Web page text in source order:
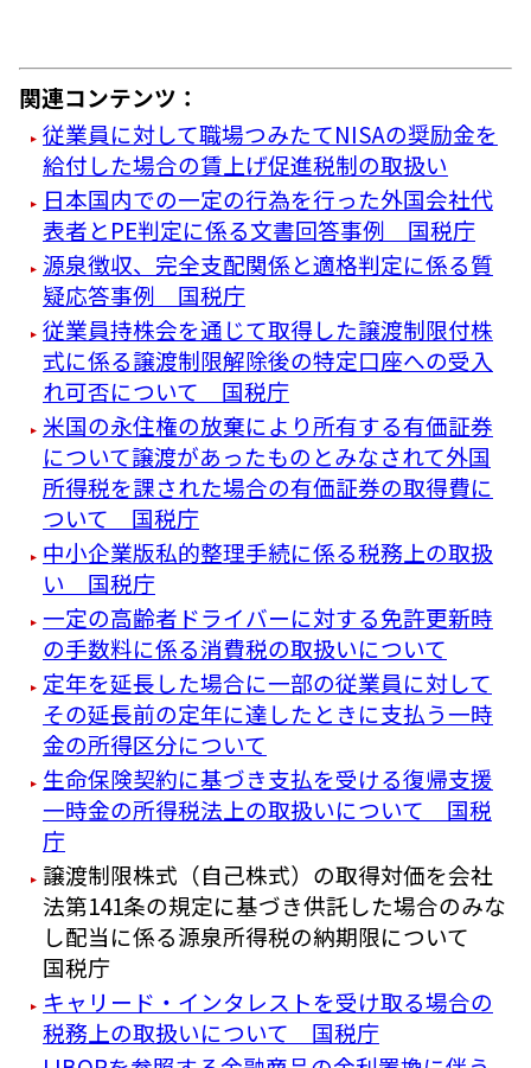
関連コンテンツ：
従業員に対して職場つみたてNISAの奨励金を
給付した場合の賃上げ促進税制の取扱い
日本国内での一定の行為を行った外国会社代
表者とPE判定に係る文書回答事例 国税庁
源泉徴収、完全支配関係と適格判定に係る質
疑応答事例 国税庁
従業員持株会を通じて取得した譲渡制限付株
式に係る譲渡制限解除後の特定口座への受入
れ可否について 国税庁
米国の永住権の放棄により所有する有価証券
について譲渡があったものとみなされて外国
所得税を課された場合の有価証券の取得費に
ついて 国税庁
中小企業版私的整理手続に係る税務上の取扱
い 国税庁
一定の高齢者ドライバーに対する免許更新時
の手数料に係る消費税の取扱いについて
定年を延長した場合に一部の従業員に対して
その延長前の定年に達したときに支払う一時
金の所得区分について
生命保険契約に基づき支払を受ける復帰支援
一時金の所得税法上の取扱いについて 国税
庁
譲渡制限株式（自己株式）の取得対価を会社
法第141条の規定に基づき供託した場合のみな
し配当に係る源泉所得税の納期限について
国税庁
キャリード・インタレストを受け取る場合の
税務上の取扱いについて 国税庁